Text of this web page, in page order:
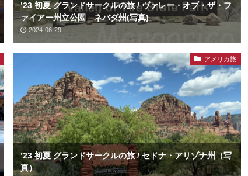
’23 初夏 グランドサークルの旅 / ヴァレー・オブ・ザ・フ
ァイアー州立公園 ネバダ州(写真)
2024-06-29
アメリカ旅
’23 初夏 グランドサークルの旅 / セドナ・アリゾナ州（写
真）